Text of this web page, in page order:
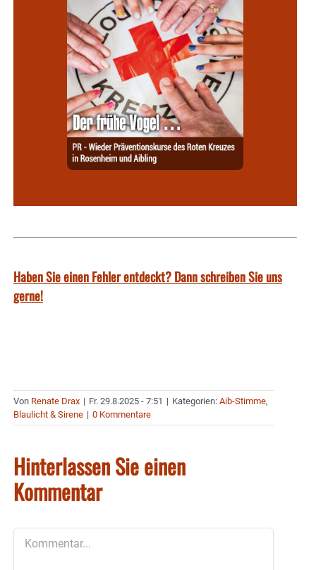
Haben Sie einen Fehler entdeckt? Dann schreiben Sie uns
gerne!
Von Renate Drax | Fr. 29.8.2025 - 7:51 | Kategorien: Aib-Stimme,
Blaulicht & Sirene | 0 Kommentare
Hinterlassen Sie einen
Kommentar